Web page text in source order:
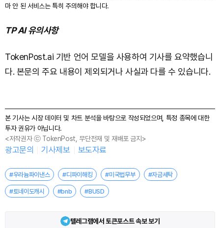
마 안 된 서비스는 특히 주의해야 합니다.
TP AI 유의사항
TokenPost.ai 기반 언어 모델을 사용하여 기사를 요약했습니
다. 본문의 주요 내용이 제외되거나 사실과 다를 수 있습니다.
본 기사는 시장 데이터 및 차트 분석을 바탕으로 작성되었으며, 특정 종목에 대한
투자 권유가 아닙니다.
<저작권자 ⓒ TokenPost, 무단전재 및 재배포 금지>
광고문의 기사제보 보도자료
#우라늄파이낸스 #디파이해킹 #미국법무부 #자금세탁
#토네이도캐시 #bnb #BUSD
텔레그램에서 토큰포스트 속보 보기